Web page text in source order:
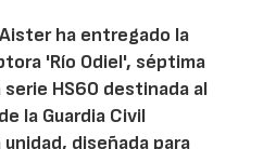
ha entregado la
'Río Odiel', séptima
HS60 destinada al
la Guardia Civil
unidad, diseñada para